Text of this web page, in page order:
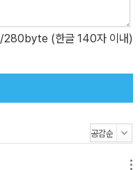
/280byte (한글 140자 이내)